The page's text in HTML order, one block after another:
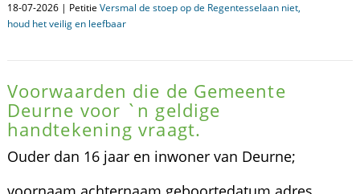
18-07-2026 | Petitie Versmal de stoep op de Regentesselaan niet,
houd het veilig en leefbaar
Voorwaarden die de Gemeente
Deurne voor `n geldige
handtekening vraagt.
Ouder dan 16 jaar en inwoner van Deurne;